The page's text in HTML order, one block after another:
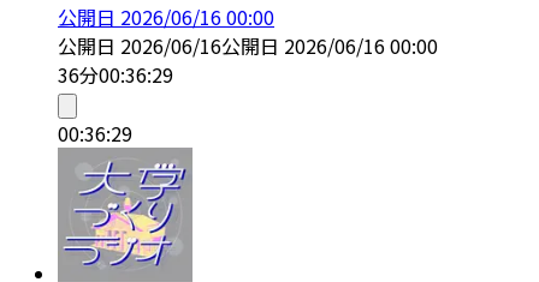
公開日 2026/06/16 00:00
公開日 2026/06/16公開日 2026/06/16 00:00
36分00:36:29
00:36:29